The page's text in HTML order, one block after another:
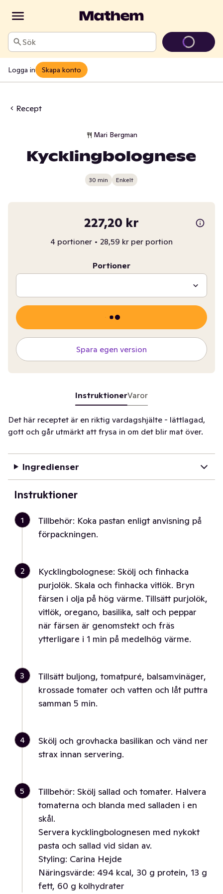
Sök
Logga in Skapa konto
Recept
Mari Bergman
Kycklingbolognese
30 min Enkelt
227,20 kr
4 portioner • 28,59 kr per portion
Portioner
Spara egen version
InstruktionerVaror
Det här receptet är en riktig vardagshjälte - lättlagad,
gott och går utmärkt att frysa in om det blir mat över.
Ingredienser
Instruktioner
1
Tillbehör: Koka pastan enligt anvisning på
förpackningen.
2
Kycklingbolognese: Skölj och finhacka
purjolök. Skala och finhacka vitlök. Bryn
färsen i olja på hög värme. Tillsätt purjolök,
vitlök, oregano, basilika, salt och peppar
när färsen är genomstekt och fräs
ytterligare i 1 min på medelhög värme.
3
Tillsätt buljong, tomatpuré, balsamvinäger,
krossade tomater och vatten och låt puttra
samman 5 min.
4
Skölj och grovhacka basilikan och vänd ner
strax innan servering.
5
Tillbehör: Skölj sallad och tomater. Halvera
tomaterna och blanda med salladen i en
skål.
Servera kycklingbolognesen med nykokt
pasta och sallad vid sidan av.
Styling: Carina Hejde
Näringsvärde: 494 kcal, 30 g protein, 13 g
fett, 60 g kolhydrater